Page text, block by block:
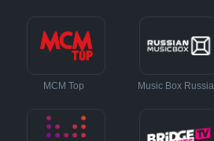
MCM Top Music Box Russia